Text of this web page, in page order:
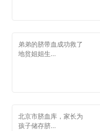
弟弟的脐带血成功救了
地贫姐姐生...
北京市脐血库，家长为
孩子储存脐...